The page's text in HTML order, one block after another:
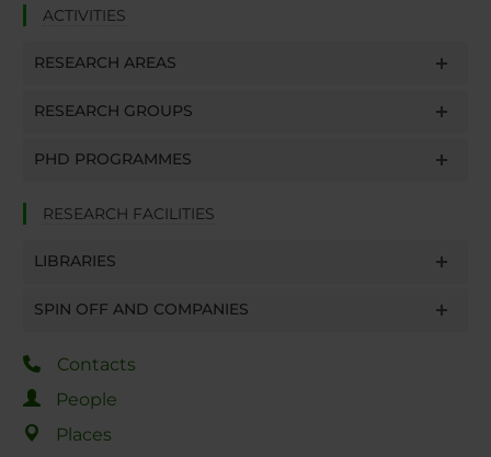
ACTIVITIES
RESEARCH AREAS
RESEARCH GROUPS
PHD PROGRAMMES
RESEARCH FACILITIES
LIBRARIES
SPIN OFF AND COMPANIES
Contacts
People
Places